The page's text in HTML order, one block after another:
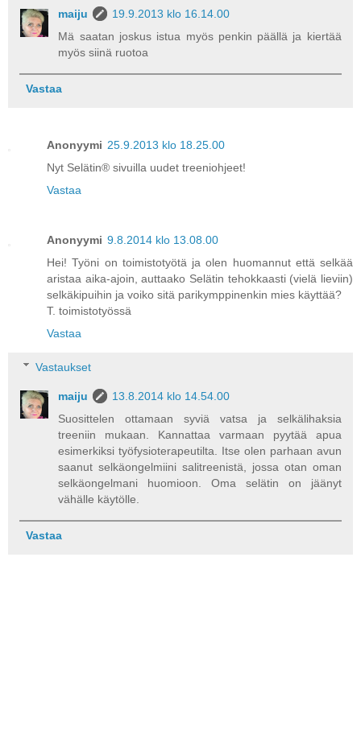
maiju
19.9.2013 klo 16.14.00
Mä saatan joskus istua myös penkin päällä ja kiertää
myös siinä ruotoa
Vastaa
Anonyymi 25.9.2013 klo 18.25.00
Nyt Selätin® sivuilla uudet treeniohjeet!
Vastaa
Anonyymi 9.8.2014 klo 13.08.00
Hei! Työni on toimistotyötä ja olen huomannut että selkää
aristaa aika-ajoin, auttaako Selätin tehokkaasti (vielä lieviin)
selkäkipuihin ja voiko sitä parikymppinenkin mies käyttää?
T. toimistotyössä
Vastaa
Vastaukset
maiju
13.8.2014 klo 14.54.00
Suosittelen ottamaan syviä vatsa ja selkälihaksia
treeniin mukaan. Kannattaa varmaan pyytää apua
esimerkiksi työfysioterapeutilta. Itse olen parhaan avun
saanut selkäongelmiini salitreenistä, jossa otan oman
selkäongelmani huomioon. Oma selätin on jäänyt
vähälle käytölle.
Vastaa